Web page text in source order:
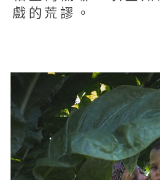
戲的荒謬。